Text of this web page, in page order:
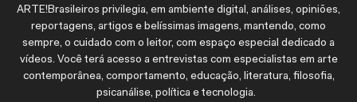
ARTE!Brasileiros privilegia, em ambiente digital, análises, opiniões,
reportagens, artigos e belíssimas imagens, mantendo, como
sempre, o cuidado com o leitor, com espaço especial dedicado a
vídeos. Você terá acesso a entrevistas com especialistas em arte
contemporânea, comportamento, educação, literatura, filosofia,
psicanálise, política e tecnologia.